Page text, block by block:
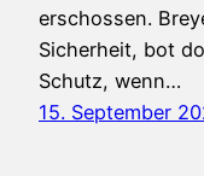
erschossen.
Sicherheit, bot
Schutz, wenn…
15. September